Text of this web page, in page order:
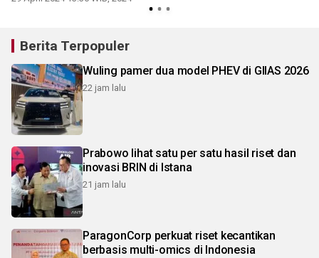
Berita Terpopuler
Wuling pamer dua model PHEV di GIIAS 2026
22 jam lalu
Prabowo lihat satu per satu hasil riset dan
inovasi BRIN di Istana
21 jam lalu
ParagonCorp perkuat riset kecantikan
berbasis multi-omics di Indonesia